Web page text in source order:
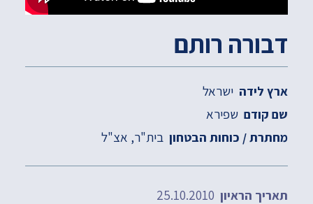
דבורה רותם
ארץ לידה ישראל
שם קודם שפירא
מחתרת / כוחות הבטחון בית"ר אצ"ל
תאריך הראיון